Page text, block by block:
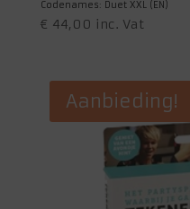
Codenames: Duet XXL (EN)
€ 44,00 inc. Vat
Aanbieding!